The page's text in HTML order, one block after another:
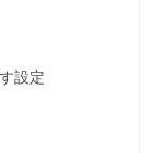
設定